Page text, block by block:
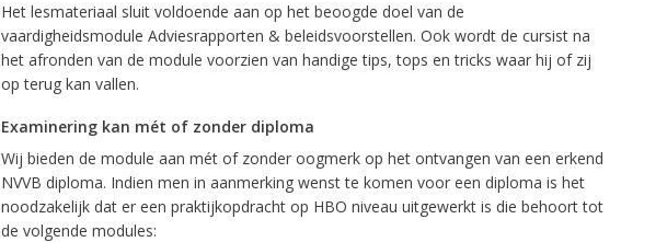
Het lesmateriaal sluit voldoende aan op het beoogde doel van de
vaardigheidsmodule Adviesrapporten & beleidsvoorstellen. Ook wordt de cursist na
het afronden van de module voorzien van handige tips, tops en tricks waar hij of zij
op terug kan vallen.
Examinering kan mét of zonder diploma
Wij bieden de module aan mét of zonder oogmerk op het ontvangen van een erkend
NVVB diploma. Indien men in aanmerking wenst te komen voor een diploma is het
noodzakelijk dat er een praktijkopdracht op HBO niveau uitgewerkt is die behoort tot
de volgende modules: